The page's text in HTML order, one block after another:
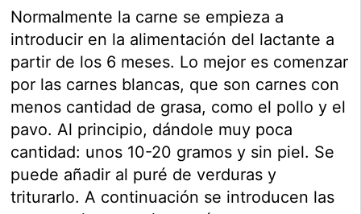
Normalmente la carne se empieza a
introducir en la alimentación del lactante a
partir de los 6 meses. Lo mejor es comenzar
por las carnes blancas, que son carnes con
menos cantidad de grasa, como el pollo y el
pavo. Al principio, dándole muy poca
cantidad: unos 10-20 gramos y sin piel. Se
puede añadir al puré de verduras y
triturarlo. A continuación se introducen las